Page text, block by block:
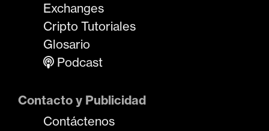
Exchanges
Cripto Tutoriales
Glosario
Podcast
Contacto y Publicidad
Contáctenos